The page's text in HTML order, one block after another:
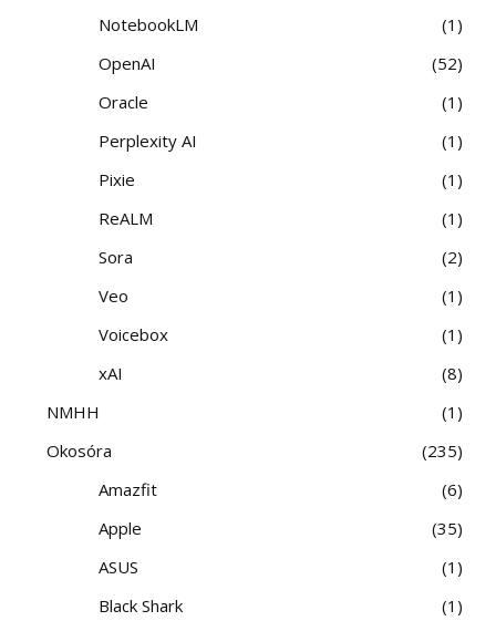
NotebookLM
1
OpenAI
52
Oracle
1
Perplexity AI
1
Pixie
1
ReALM
1
Sora
2
Veo
1
Voicebox
1
xAI
8
NMHH
1
Okosóra
235
Amazfit
6
Apple
35
ASUS
1
Black Shark
1